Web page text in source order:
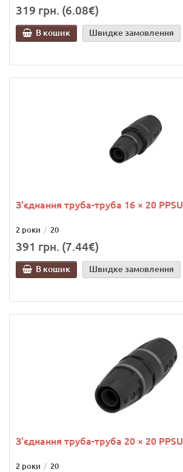
319 грн. (6.08€)
В кошик Швидке замовлення
З'єднання труба-труба 16 × 20 PPSU
2 роки 20
391 грн. (7.44€)
В кошик Швидке замовлення
З'єднання труба-труба 20 × 20 PPSU
2 роки 20